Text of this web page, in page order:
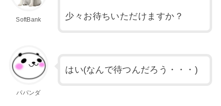
SoftBank 少々お待ちいただけますか？
パパンダ
はい(なんで待つんだろう・・・)